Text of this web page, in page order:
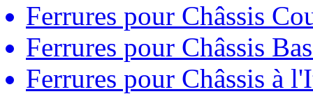
Ferrures pour Châssis
Ferrures pour Châssis
Ferrures pour Châssis à